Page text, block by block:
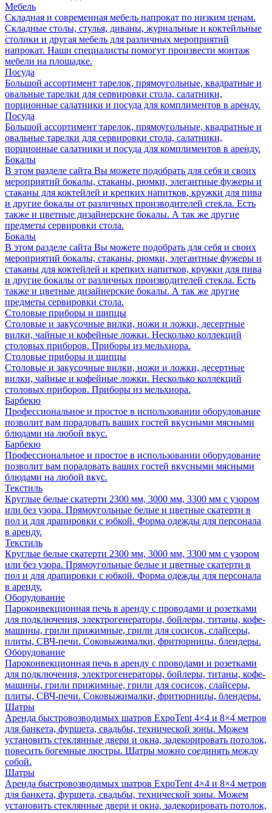
Мебель
Складная и современная мебель напрокат по низким ценам.
Складные столы, стулья, диваны, журнальные и коктейльные
столики и другая мебель для различных мероприятий
напрокат. Наши специалисты помогут произвести монтаж
мебели на площадке.
Посуда
Большой ассортимент тарелок, прямоугольные, квадратные и
овальные тарелки для сервировки стола, салатники,
порционные салатники и посуда для комплиментов в аренду.
Посуда
Большой ассортимент тарелок, прямоугольные, квадратные и
овальные тарелки для сервировки стола, салатники,
порционные салатники и посуда для комплиментов в аренду.
Бокалы
В этом разделе сайта Вы можете подобрать для себя и своих
мероприятий бокалы, стаканы, рюмки, элегантные фужеры и
стаканы для коктейлей и крепких напитков, кружки для пива
и другие бокалы от различных производителей стекла. Есть
также и цветные дизайнерские бокалы. А так же другие
предметы сервировки стола.
Бокалы
В этом разделе сайта Вы можете подобрать для себя и своих
мероприятий бокалы, стаканы, рюмки, элегантные фужеры и
стаканы для коктейлей и крепких напитков, кружки для пива
и другие бокалы от различных производителей стекла. Есть
также и цветные дизайнерские бокалы. А так же другие
предметы сервировки стола.
Столовые приборы и щипцы
Столовые и закусочные вилки, ножи и ложки, десертные
вилки, чайные и кофейные ложки. Несколько коллекций
столовых приборов. Приборы из мельхиора.
Столовые приборы и щипцы
Столовые и закусочные вилки, ножи и ложки, десертные
вилки, чайные и кофейные ложки. Несколько коллекций
столовых приборов. Приборы из мельхиора.
Барбекю
Профессиональное и простое в использовании оборудование
позволит вам порадовать ваших гостей вкусными мясными
блюдами на любой вкус.
Барбекю
Профессиональное и простое в использовании оборудование
позволит вам порадовать ваших гостей вкусными мясными
блюдами на любой вкус.
Текстиль
Круглые белые скатерти 2300 мм, 3000 мм, 3300 мм с узором
или без узора. Прямоугольные белые и цветные скатерти в
пол и для драпировки с юбкой. Форма одежды для персонала
в аренду.
Текстиль
Круглые белые скатерти 2300 мм, 3000 мм, 3300 мм с узором
или без узора. Прямоугольные белые и цветные скатерти в
пол и для драпировки с юбкой. Форма одежды для персонала
в аренду.
Оборудование
Пароконвекционная печь в аренду с проводами и розетками
для подключения, электрогенераторы, бойлеры, титаны, кофе-
машины, грили прижимные, грили для сосисок, слайсеры,
плиты, СВЧ-печи. Соковыжималки, фритюрницы, блендеры.
Оборудование
Пароконвекционная печь в аренду с проводами и розетками
для подключения, электрогенераторы, бойлеры, титаны, кофе-
машины, грили прижимные, грили для сосисок, слайсеры,
плиты, СВЧ-печи. Соковыжималки, фритюрницы, блендеры.
Шатры
Аренда быстровозводимых шатров ExpoTent 4×4 и 8×4 метров
для банкета, фуршета, свадьбы, технической зоны. Можем
установить стеклянные двери и окна, задекорировать потолок,
повесить богемные люстры. Шатры можно соединять между
собой.
Шатры
Аренда быстровозводимых шатров ExpoTent 4×4 и 8×4 метров
для банкета, фуршета, свадьбы, технической зоны. Можем
установить стеклянные двери и окна, задекорировать потолок,